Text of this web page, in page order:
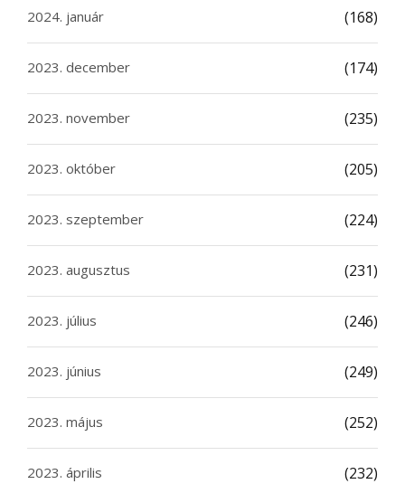
2024. január (168)
2023. december (174)
2023. november (235)
2023. október (205)
2023. szeptember (224)
2023. augusztus (231)
2023. július (246)
2023. június (249)
2023. május (252)
2023. április (232)